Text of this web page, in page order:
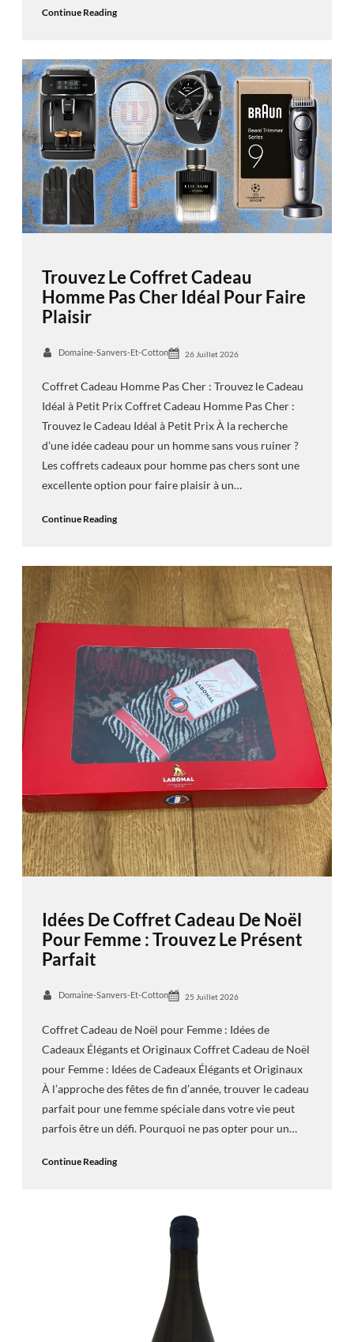
Continue Reading
Trouvez Le Coffret Cadeau
Homme Pas Cher Idéal Pour Faire
Plaisir
Domaine-Sanvers-Et-Cotton 26 Juillet 2026
Coffret Cadeau Homme Pas Cher : Trouvez le Cadeau
Idéal à Petit Prix Coffret Cadeau Homme Pas Cher :
Trouvez le Cadeau Idéal à Petit Prix À la recherche
d’une idée cadeau pour un homme sans vous ruiner ?
Les coffrets cadeaux pour homme pas chers sont une
excellente option pour faire plaisir à un…
Continue Reading
Idées De Coffret Cadeau De Noël
Pour Femme : Trouvez Le Présent
Parfait
Domaine-Sanvers-Et-Cotton 25 Juillet 2026
Coffret Cadeau de Noël pour Femme : Idées de
Cadeaux Élégants et Originaux Coffret Cadeau de Noël
pour Femme : Idées de Cadeaux Élégants et Originaux
À l’approche des fêtes de fin d’année, trouver le cadeau
parfait pour une femme spéciale dans votre vie peut
parfois être un défi. Pourquoi ne pas opter pour un…
Continue Reading